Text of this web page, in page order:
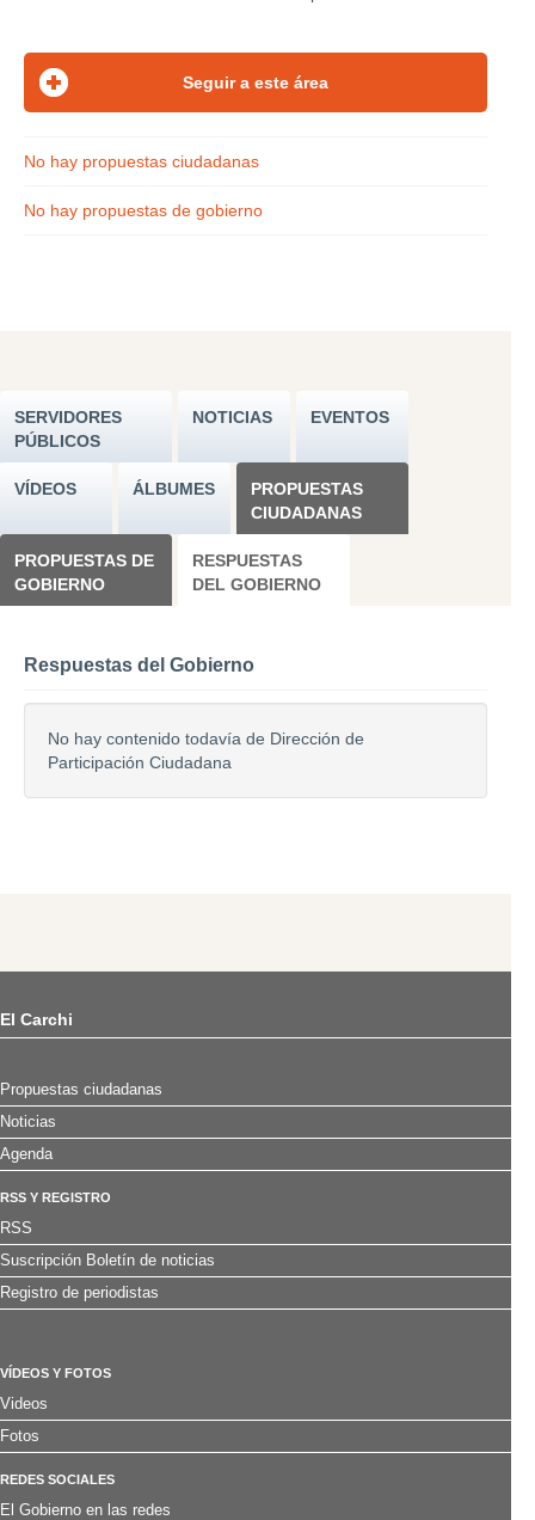
No hay propuestas ciudadanas
No hay propuestas de gobierno
SERVIDORES
PÚBLICOS
NOTICIAS EVENTOS
VÍDEOS ÁLBUMES
PROPUESTAS
CIUDADANAS
PROPUESTAS DE
GOBIERNO
RESPUESTAS
DEL GOBIERNO
Respuestas del Gobierno
No hay contenido todavía de Dirección de
Participación Ciudadana
El Carchi
Propuestas ciudadanas
Noticias
Agenda
RSS Y REGISTRO
RSS
Suscripción Boletín de noticias
Registro de periodistas
VÍDEOS Y FOTOS
Videos
Fotos
REDES SOCIALES
El Gobierno en las redes